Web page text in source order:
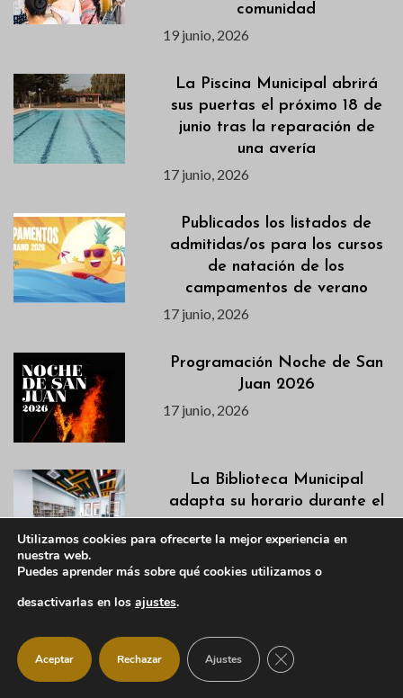
comunidad
19 junio, 2026
La Piscina Municipal abrirá
sus puertas el próximo 18 de
junio tras la reparación de
una avería
17 junio, 2026
Publicados los listados de
admitidas/os para los cursos
de natación de los
campamentos de verano
17 junio, 2026
Programación Noche de San
Juan 2026
17 junio, 2026
La Biblioteca Municipal
adapta su horario durante el
verano
17 junio, 2026
Agenda semanal del 16 al 21
16 junio, 2026
Utilizamos cookies para ofrecerte la mejor experiencia en
nuestra web.
Puedes aprender más sobre qué cookies utilizamos o
desactivarlas en los ajustes.
Aceptar Rechazar Ajustes CERRAR EL